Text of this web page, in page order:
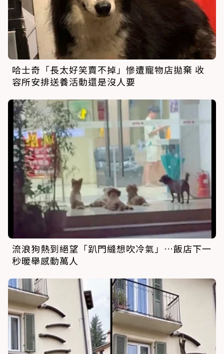
哈士奇「長太好笑賣不掉」慘遭寵物店拋棄 收
容所安排送養活動還是沒人要
流浪狗熱到絕望「趴門縫想吹冷氣」…飯店下一
秒暖舉感動萬人